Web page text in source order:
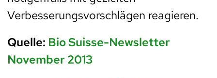
Verbesserungsvorschlägen reagieren.
Quelle: Bio Suisse-Newsletter
November 2013